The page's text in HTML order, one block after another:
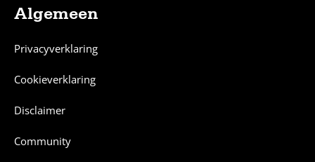
Algemeen
Privacyverklaring
Cookieverklaring
Disclaimer
Community